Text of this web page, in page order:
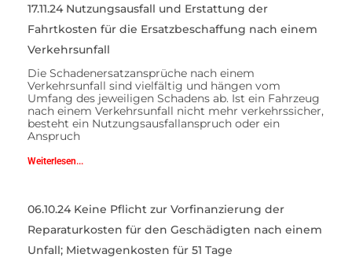
17.11.24 Nutzungsausfall und Erstattung der
Fahrtkosten für die Ersatzbeschaffung nach einem
Verkehrsunfall
Die Schadenersatzansprüche nach einem
Verkehrsunfall sind vielfältig und hängen vom
Umfang des jeweiligen Schadens ab. Ist ein Fahrzeug
nach einem Verkehrsunfall nicht mehr verkehrssicher,
besteht ein Nutzungsausfallanspruch oder ein
Anspruch
Weiterlesen...
06.10.24 Keine Pflicht zur Vorfinanzierung der
Reparaturkosten für den Geschädigten nach einem
Unfall; Mietwagenkosten für 51 Tage